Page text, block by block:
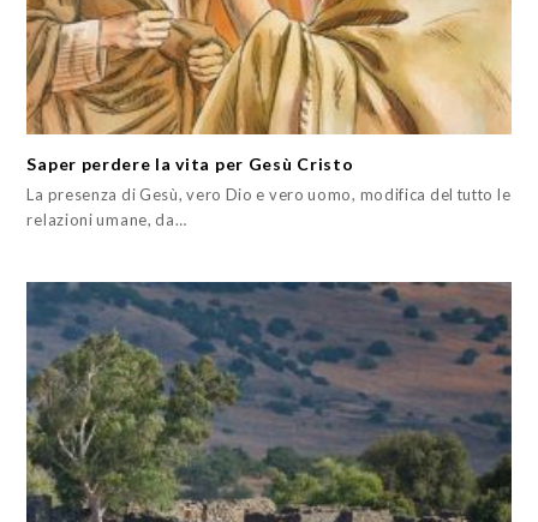
Saper perdere la vita per Gesù Cristo
La presenza di Gesù, vero Dio e vero uomo, modifica del tutto le
relazioni umane, da…